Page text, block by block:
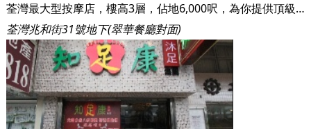
荃灣最大型按摩店，樓高3層，佔地6,000呎，為你提供頂級按摩享受
荃灣兆和街31號地下(翠華餐廳對面)